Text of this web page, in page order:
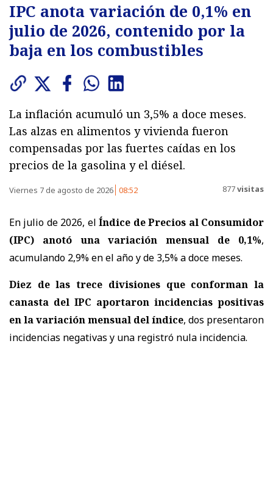
IPC anota variación de 0,1% en
julio de 2026, contenido por la
baja en los combustibles
La inflación acumuló un 3,5% a doce meses.
Las alzas en alimentos y vivienda fueron
compensadas por las fuertes caídas en los
precios de la gasolina y el diésel.
Viernes 7 de agosto de 2026 08:52 877visitas
En julio de 2026, elÍndice de Precios al Consumidor
(IPC) anotó una variación mensual de 0,1%,
acumulando 2,9% en el año y de 3,5% a doce meses.
Diez de las trece divisiones que conforman la
canasta del IPC aportaron incidencias positivas
en la variación mensual del índice, dos presentaron
incidencias negativas y una registró nula incidencia.